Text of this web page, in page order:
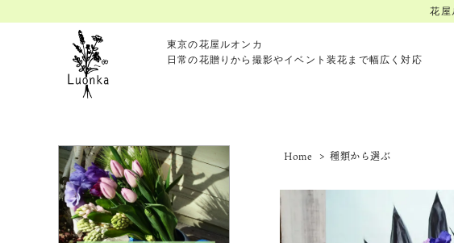
花屋
東京の花屋ルオンカ
日常の花贈りから撮影やイベント装花まで幅広く対応
Home > 種類から選ぶ